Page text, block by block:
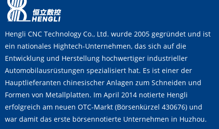
Hengli CNC Technology Co., Ltd. wurde 2005 gegründet und ist
ein nationales Hightech-Unternehmen, das sich auf die
Entwicklung und Herstellung hochwertiger industrieller
Automobilausrüstungen spezialisiert hat. Es ist einer der
Hauptlieferanten chinesischer Anlagen zum Schneiden und
Formen von Metallplatten. Im April 2014 notierte Hengli
erfolgreich am neuen OTC-Markt (Börsenkürzel 430676) und
war damit das erste börsennotierte Unternehmen in Huzhou.